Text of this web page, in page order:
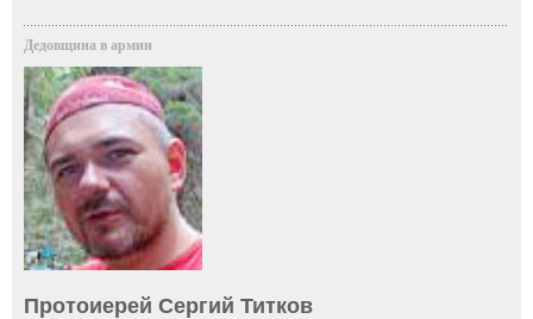
Дедовщина в армии
Протоиерей Сергий Титков